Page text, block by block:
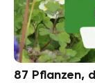
87 Pflanzen,